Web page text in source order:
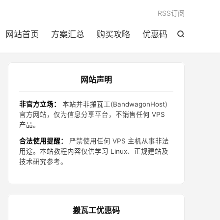

网站首页 方案汇总 购买攻略 优惠码
RSS订阅
网站声明
非官方立场：
本站并非搬瓦工(BandwagonHost)
官方网站，仅为信息分享平台，不销售任何 VPS
产品。
合法使用提醒：
严禁使用任何 VPS 主机从事非法
用途。本站教程内容仅供学习 Linux、正规建站及
技术研究参考。
搬瓦工优惠码